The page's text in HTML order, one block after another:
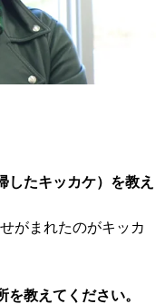
したキッカケ）を教え
がまれたのがキッカ
教えてください。